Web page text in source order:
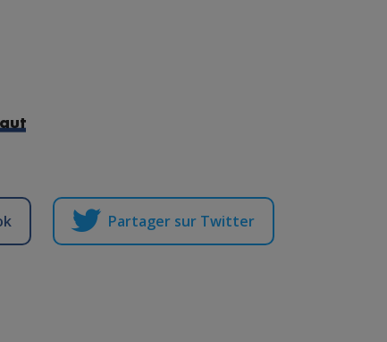
Partager sur Twitter